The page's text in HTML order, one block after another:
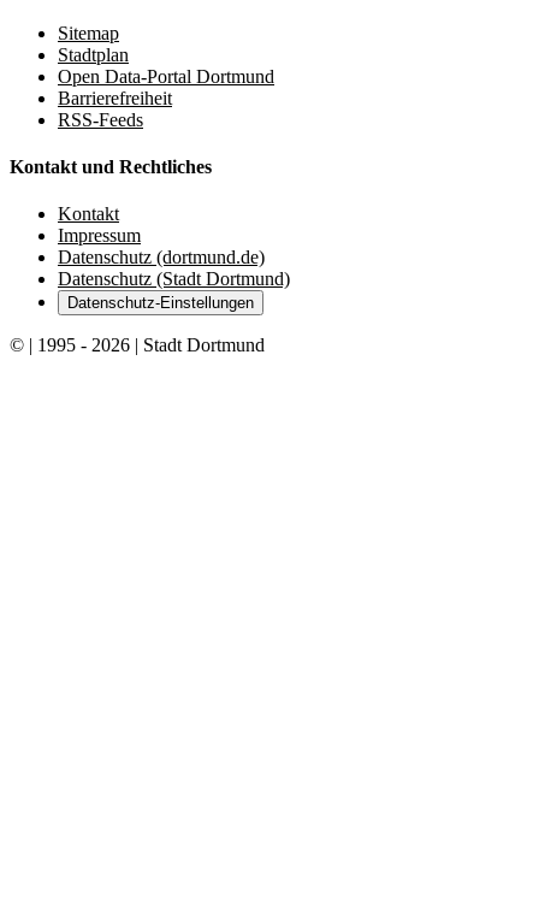
Sitemap
Stadtplan
Open Data-Portal Dortmund
Barrierefreiheit
RSS-Feeds
Kontakt und Rechtliches
Kontakt
Impressum
Datenschutz (dortmund.de)
Datenschutz (Stadt Dortmund)
Datenschutz-Einstellungen
© | 1995 - 2026 | Stadt Dortmund